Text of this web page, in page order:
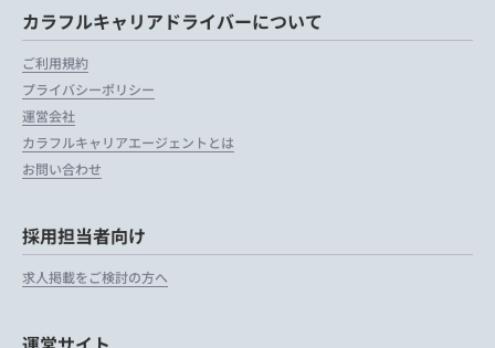
カラフルキャリアドライバーについて
ご利用規約
プライバシーポリシー
運営会社
カラフルキャリアエージェントとは
お問い合わせ
採用担当者向け
求人掲載をご検討の方へ